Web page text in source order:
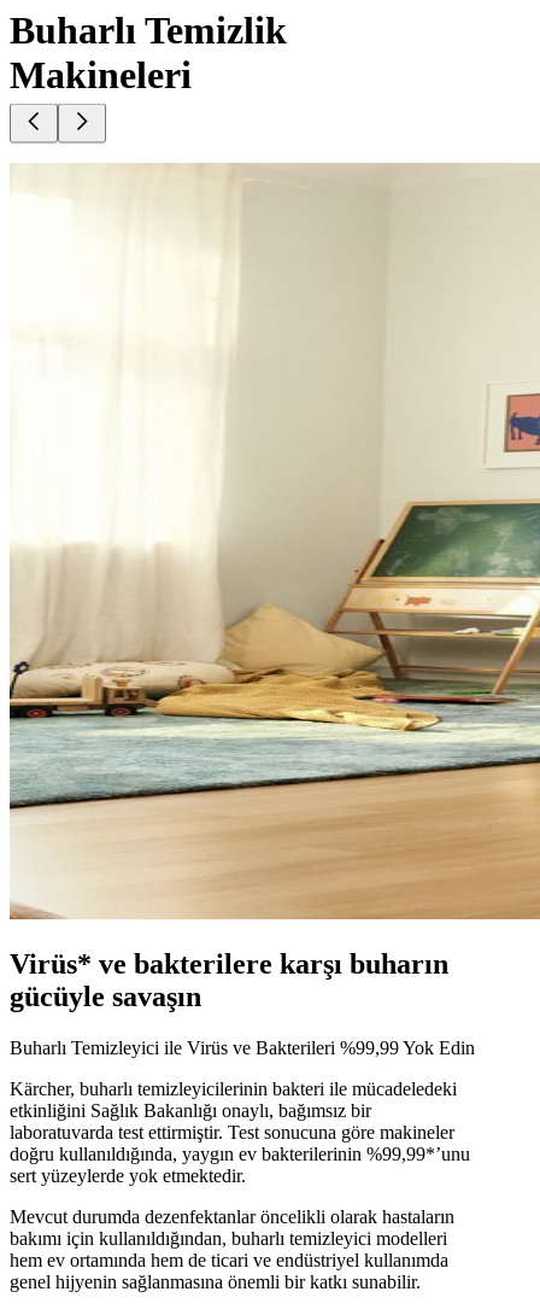
Buharlı Temizlik
Makineleri
Virüs* ve bakterilere karşı buharın
gücüyle savaşın
Buharlı Temizleyici ile Virüs ve Bakterileri %99,99 Yok Edin
Kärcher, buharlı temizleyicilerinin bakteri ile mücadeledeki
etkinliğini Sağlık Bakanlığı onaylı, bağımsız bir
laboratuvarda test ettirmiştir. Test sonucuna göre makineler
doğru kullanıldığında, yaygın ev bakterilerinin %99,99*’unu
sert yüzeylerde yok etmektedir.
Mevcut durumda dezenfektanlar öncelikli olarak hastaların
bakımı için kullanıldığından, buharlı temizleyici modelleri
hem ev ortamında hem de ticari ve endüstriyel kullanımda
genel hijyenin sağlanmasına önemli bir katkı sunabilir.